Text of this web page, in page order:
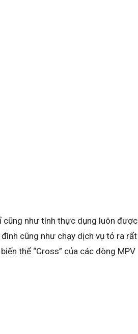
cũng như tính thực dụng luôn được
cũng như chạy dịch vụ tỏ ra rất
thể “Cross” của các dòng MPV